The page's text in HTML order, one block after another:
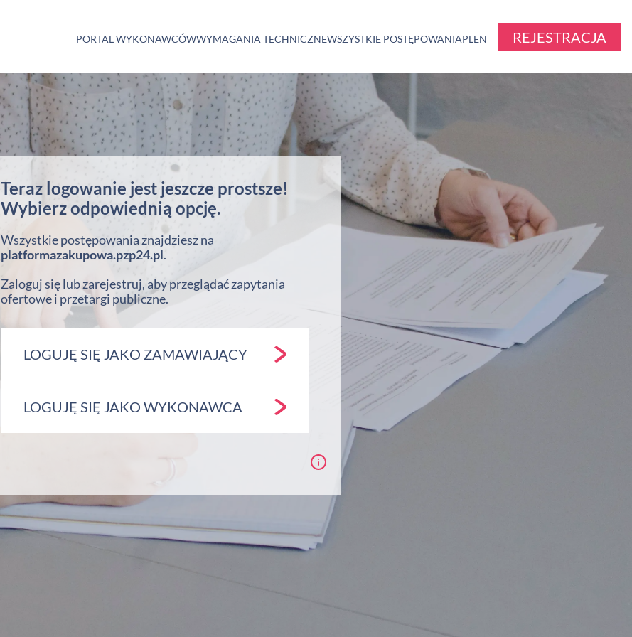
PORTAL WYKONAWCÓWWYMAGANIA TECHNICZNEWSZYSTKIE POSTĘPOWANIAPLEN REJESTRACJA
Teraz logowanie jest jeszcze prostsze!
Wybierz odpowiednią opcję.
Wszystkie postępowania znajdziesz na
platformazakupowa.pzp24.pl.
Zaloguj się lub zarejestruj, aby przeglądać zapytania
ofertowe i przetargi publiczne.
LOGUJĘ SIĘ JAKO ZAMAWIAJĄCY
LOGUJĘ SIĘ JAKO WYKONAWCA